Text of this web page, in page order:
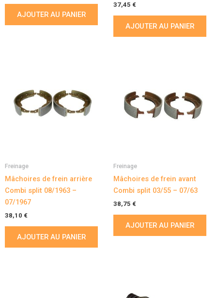
AJOUTER AU PANIER
37,45 €
AJOUTER AU PANIER
Freinage
Mâchoires de frein arrière
Combi split 08/1963 –
07/1967
38,10 €
AJOUTER AU PANIER
Freinage
Mâchoires de frein avant
Combi split 03/55 – 07/63
38,75 €
AJOUTER AU PANIER